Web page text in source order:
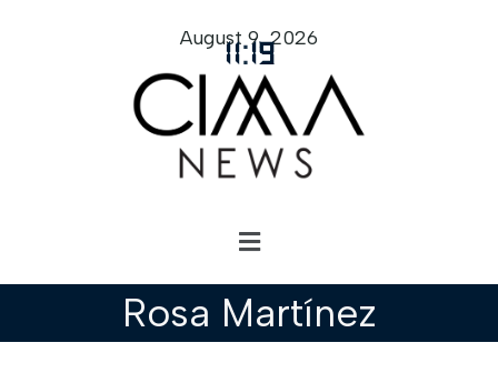
11:19
August 9, 2026
Rosa Martínez